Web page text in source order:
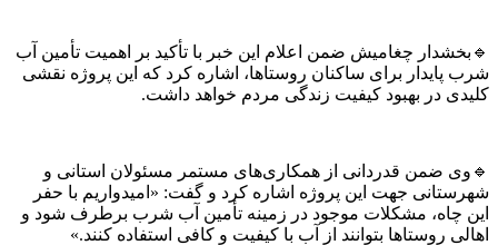
چغامیش ضمن اعلام این خبر با تأکید بر اهمیت تأمین آب
برای ساکنان روستاها، اشاره کرد که این پروژه نقشی
در بهبود کیفیت زندگی مردم خواهد داشت.
ضمن قدردانی از همکاری‌های مستمر مسئولان استانی و
جهت این پروژه اشاره کرد و گفت: «امیدواریم با حفر
مشکلات موجود در زمینه تأمین آب شرب برطرف شود و
روستاها بتوانند از آب با کیفیت و کافی استفاده کنند.»